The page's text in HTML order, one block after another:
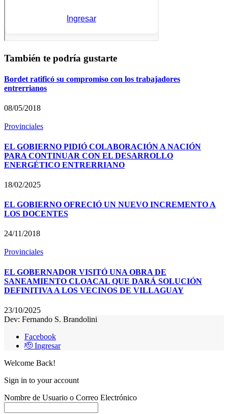
También te podría gustarte
Bordet ratificó su compromiso con los trabajadores
entrerrianos
08/05/2018
Provinciales
EL GOBIERNO PIDIÓ COLABORACIÓN A NACIÓN
PARA CONTINUAR CON EL DESARROLLO
ENERGÉTICO ENTRERRIANO
18/02/2025
EL GOBIERNO OFRECIÓ UN NUEVO INCREMENTO A
LOS DOCENTES
24/11/2018
Provinciales
EL GOBERNADOR VISITÓ UNA OBRA DE
SANEAMIENTO CLOACAL QUE DARÁ SOLUCIÓN
DEFINITIVA A LOS VECINOS DE VILLAGUAY
23/10/2025
Dev: Fernando S. Brandolini
Facebook
🫡 Ingresar
Welcome Back!
Sign in to your account
Nombre de Usuario o Correo Electrónico